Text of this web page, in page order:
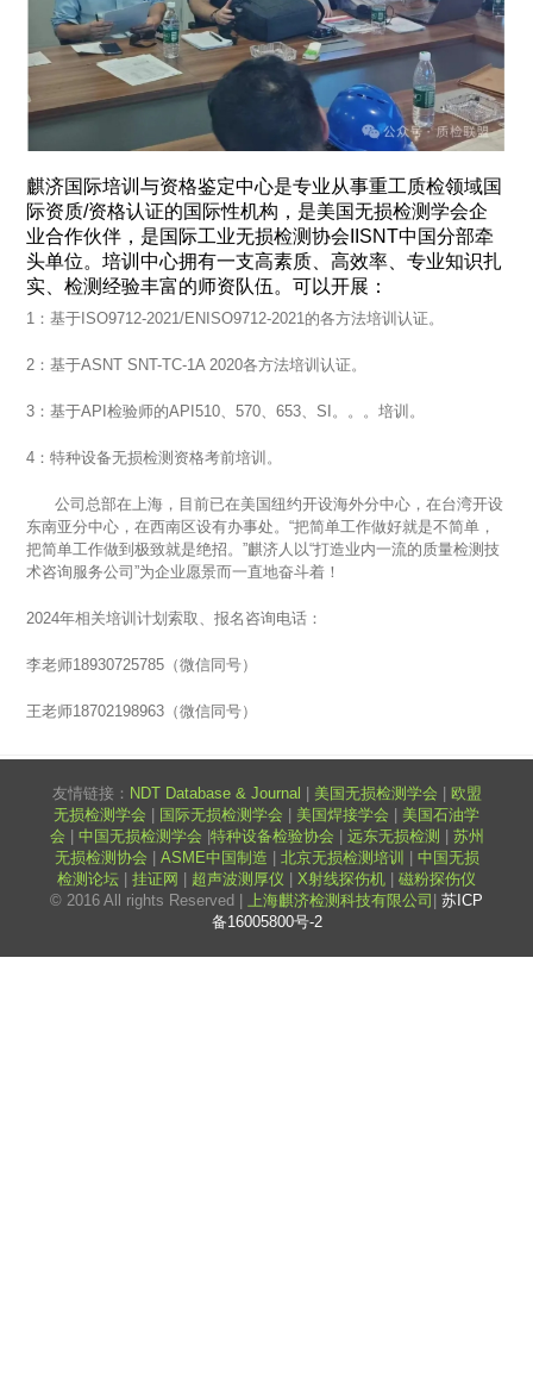
麒济国际培训与资格鉴定中心是专业从事重工质检领域国
际资质/资格认证的国际性机构，是美国无损检测学会企
业合作伙伴，是国际工业无损检测协会IISNT中国分部牵
头单位。培训中心拥有一支高素质、高效率、专业知识扎
实、检测经验丰富的师资队伍。可以开展：
1：基于ISO9712-2021/ENISO9712-2021的各方法培训认证。
2：基于ASNT SNT-TC-1A 2020各方法培训认证。
3：基于API检验师的API510、570、653、SI。。。培训。
4：特种设备无损检测资格考前培训。
公司总部在上海，目前已在美国纽约开设海外分中心，在台湾开设
东南亚分中心，在西南区设有办事处。“把简单工作做好就是不简单，
把简单工作做到极致就是绝招。”麒济人以“打造业内一流的质量检测技
术咨询服务公司”为企业愿景而一直地奋斗着！
2024年相关培训计划索取、报名咨询电话：
李老师18930725785（微信同号）
王老师18702198963（微信同号）
友情链接： NDT Database & Journal 美国无损检测学会
欧盟
无损检测学会
国际无损检测学会 美国焊接学会
美国石油学
会
中国无损检测学会 特种设备检验协会 远东无损检测
苏州
无损检测协会
ASME中国制造 北京无损检测培训
中国无损
检测论坛
挂证网 超声波测厚仪 X射线探伤机
磁粉探伤仪
© 2016 All rights Reserved | 上海麒济检测科技有限公司
苏ICP
备16005800号-2